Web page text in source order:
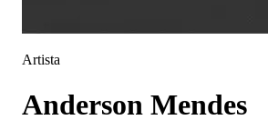
Artista
Anderson Mendes